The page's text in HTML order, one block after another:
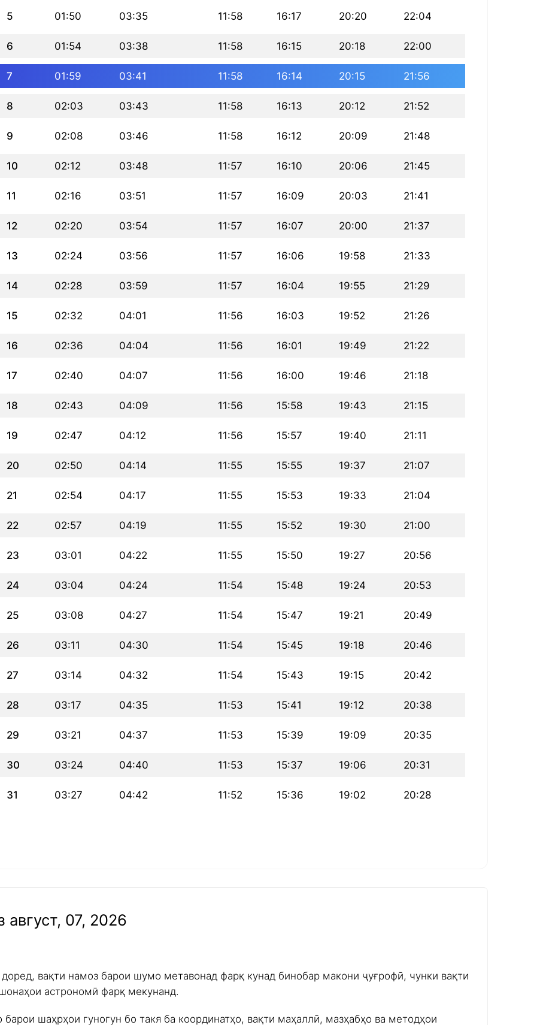
5 01:50 03:35 11:58 16:17 20:20 22:04
6 01:54 03:38 11:58 16:15 20:18 22:00
7 01:59 03:41 11:58 16:14 20:15 21:56
8 02:03 03:43 11:58 16:13 20:12 21:52
9 02:08 03:46 11:58 16:12 20:09 21:48
10 02:12 03:48 11:57 16:10 20:06 21:45
11 02:16 03:51 11:57 16:09 20:03 21:41
12 02:20 03:54 11:57 16:07 20:00 21:37
13 02:24 03:56 11:57 16:06 19:58 21:33
14 02:28 03:59 11:57 16:04 19:55 21:29
15 02:32 04:01 11:56 16:03 19:52 21:26
16 02:36 04:04 11:56 16:01 19:49 21:22
17 02:40 04:07 11:56 16:00 19:46 21:18
18 02:43 04:09 11:56 15:58 19:43 21:15
19 02:47 04:12 11:56 15:57 19:40 21:11
20 02:50 04:14 11:55 15:55 19:37 21:07
21 02:54 04:17 11:55 15:53 19:33 21:04
22 02:57 04:19 11:55 15:52 19:30 21:00
23 03:01 04:22 11:55 15:50 19:27 20:56
24 03:04 04:24 11:54 15:48 19:24 20:53
25 03:08 04:27 11:54 15:47 19:21 20:49
26 03:11 04:30 11:54 15:45 19:18 20:46
27 03:14 04:32 11:54 15:43 19:15 20:42
28 03:17 04:35 11:53 15:41 19:12 20:38
29 03:21 04:37 11:53 15:39 19:09 20:35
30 03:24 04:40 11:53 15:37 19:06 20:31
31 03:27 04:42 11:52 15:36 19:02 20:28
07, 2026
вақти намоз барои шумо метавонад фарқ кунад бинобар макони ҷуғрофӣ, чунки вақти
астрономӣ фарқ мекунанд.
барои шаҳрҳои гуногун бо такя ба координатҳо, вақти маҳаллӣ, мазҳабҳо ва методҳои